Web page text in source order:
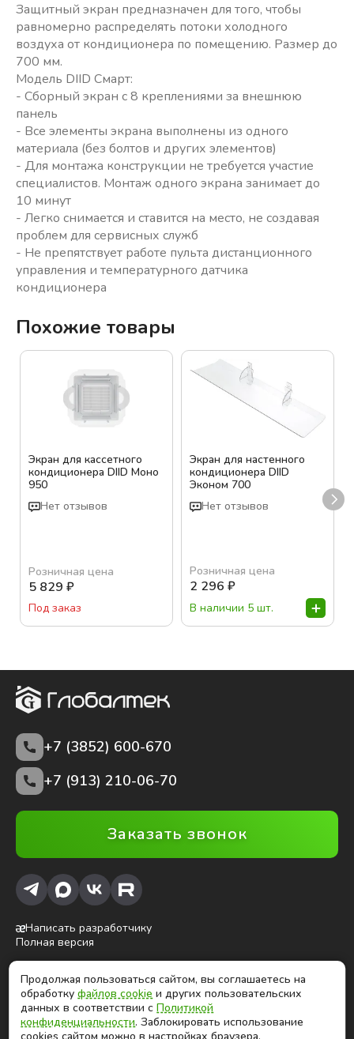
Защитный экран предназначен для того, чтобы
равномерно распределять потоки холодного
воздуха от кондиционера по помещению. Размер до
700 мм.
Модель DIID Смарт:
- Сборный экран с 8 креплениями за внешнюю
панель
- Все элементы экрана выполнены из одного
материала (без болтов и других элементов)
- Для монтажа конструкции не требуется участие
специалистов. Монтаж одного экрана занимает до
10 минут
- Легко снимается и ставится на место, не создавая
проблем для сервисных служб
- Не препятствует работе пульта дистанционного
управления и температурного датчика
Похожие товары
Экран для кассетного
кондиционера DIID Моно
950
Нет отзывов
Розничная цена
5 829 ₽
Под заказ
Экран для настенного
кондиционера DIID
Эконом 700
Нет отзывов
Розничная цена
2 296 ₽
В наличии 5 шт.
+7 (3852) 600-670
+7 (913) 210-06-70
Заказать звонок
Написать разработчику
Полная версия
ⓒ Глобалтек, 2026
Цены на сайте не являются публичной офертой
Продолжая пользоваться сайтом, вы соглашаетесь на
обработкуфайлов cookie и других пользовательских
данных в соответствии сПолитикой
конфиденциальности. Заблокировать использование